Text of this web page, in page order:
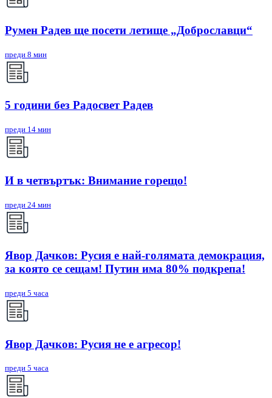
Румен Радев ще посети летище „Доброславци“
преди 8 мин
5 години без Радосвет Радев
преди 14 мин
И в четвъртък: Внимание горещо!
преди 24 мин
Явор Дачков: Русия е най-голямата демокрация,
за която се сещам! Путин има 80% подкрепа!
преди 5 часа
Явор Дачков: Русия не е агресор!
преди 5 часа